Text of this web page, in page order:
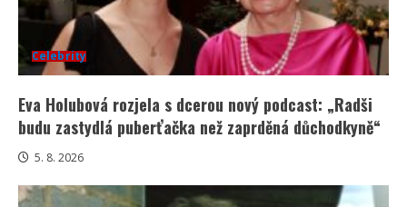
Celebrity
Eva Holubová rozjela s dcerou nový podcast: „Radši
budu zastydlá puberťačka než zaprděná důchodkyně“
5. 8. 2026